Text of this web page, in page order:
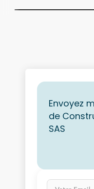
Envoyez
de
SAS
Votre Email